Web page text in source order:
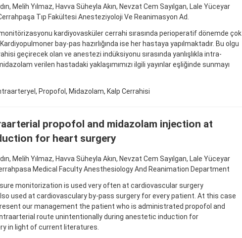
Melih Yılmaz, Havva Süheyla Akın, Nevzat Cem Sayılgan, Lale Yüceyar
Tıp Fakültesi Anesteziyoloji Ve Reanimasyon Ad.
monitörizasyonu kardiyovasküler cerrahi sırasında perioperatif dönemde çok
bay-pas hazırlığında ise her hastaya yapılmaktadır. Bu olgu
geçirecek olan ve anestezi indüksiyonu sırasında yanlışlıkla intra-
verilen hastadaki yaklaşımımızı ilgili yayınlar eşliğinde sunmayı
Propofol, Midazolam, Kalp Cerrahisi
propofol and midazolam injection at
for heart surgery
Melih Yılmaz, Havva Süheyla Akın, Nevzat Cem Sayılgan, Lale Yüceyar
Medical Faculty Anesthesiology And Reanimation Department
monitorization is used very often at cardiovascular surgery
used at cardiovasculary by-pass surgery for every patient. At this case
our management the patient who is administrated propofol and
route unintentionally during anestetic induction for
in light of current literatures.